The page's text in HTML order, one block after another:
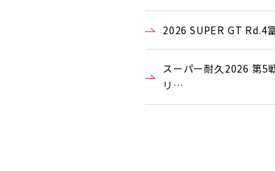
2026 SUPER GT Rd.4
スーパー耐久2026 第5
リ…